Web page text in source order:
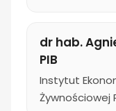
dr hab.
PIB
Instytut
Żywnościowej